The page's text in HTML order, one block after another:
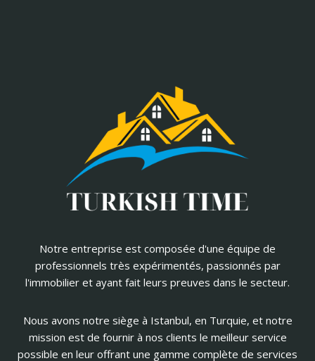
Notre entreprise est composée d'une équipe de
professionnels très expérimentés, passionnés par
l'immobilier et ayant fait leurs preuves dans le secteur.
Nous avons notre siège à Istanbul, en Turquie, et notre
mission est de fournir à nos clients le meilleur service
possible en leur offrant une gamme complète de services